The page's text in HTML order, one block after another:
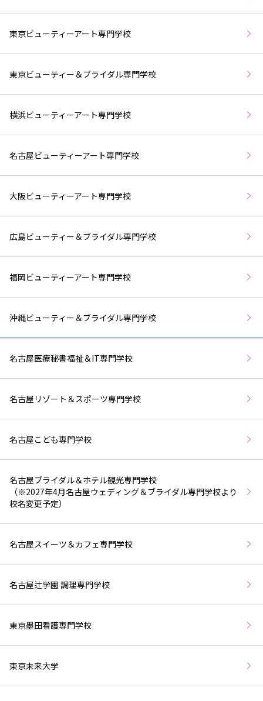
東京ビューティーアート専門学校
東京ビューティー＆ブライダル専門学校
横浜ビューティーアート専門学校
名古屋ビューティーアート専門学校
大阪ビューティーアート専門学校
広島ビューティー＆ブライダル専門学校
福岡ビューティーアート専門学校
沖縄ビューティー＆ブライダル専門学校
名古屋医療秘書福祉＆IT専門学校
名古屋リゾート＆スポーツ専門学校
名古屋こども専門学校
名古屋ブライダル＆ホテル観光専門学校
（※2027年4月名古屋ウェディング＆ブライダル専門学校より
校名変更予定）
名古屋スイーツ＆カフェ専門学校
名古屋辻学園 調理専門学校
東京墨田看護専門学校
東京未来大学